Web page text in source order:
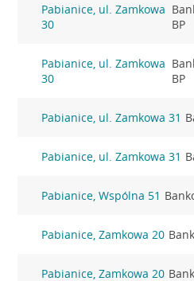
Pabianice, ul. Zamkowa
30
BP
Pabianice, ul. Zamkowa
30
BP
Pabianice, ul. Zamkowa 31
Pabianice, ul. Zamkowa 31
Pabianice, Wspólna 51
Pabianice, Zamkowa 20
Pabianice, Zamkowa 20